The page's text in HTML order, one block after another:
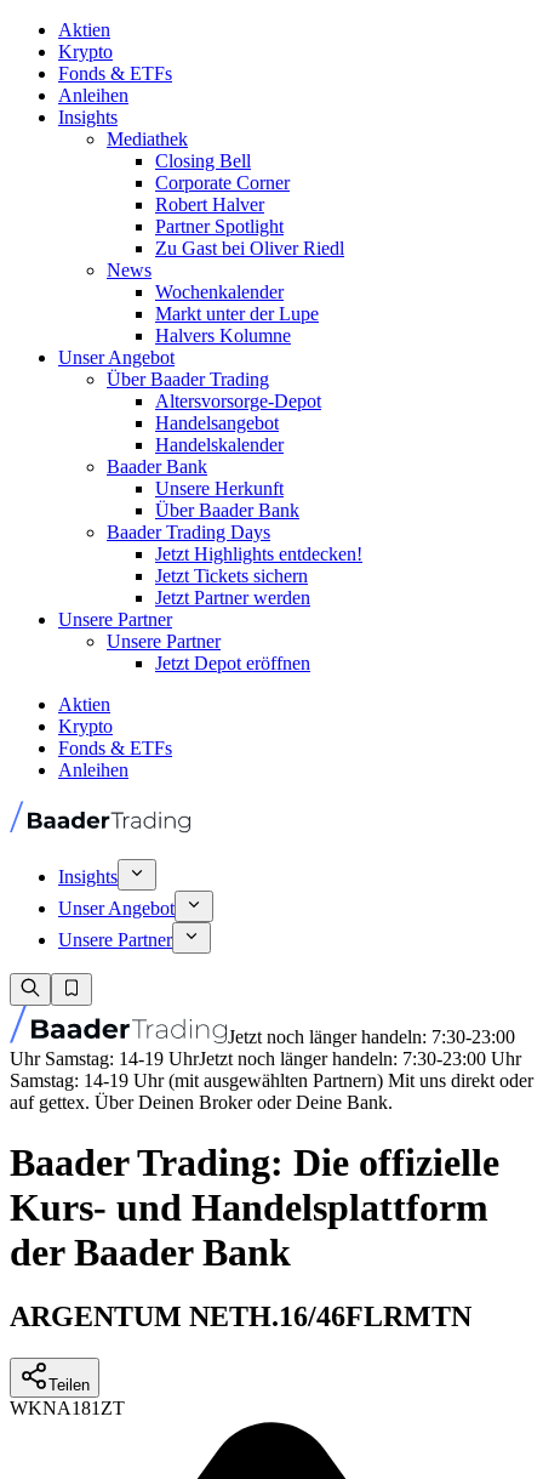
Aktien
Krypto
Fonds & ETFs
Anleihen
Insights
Mediathek
Closing Bell
Corporate Corner
Robert Halver
Partner Spotlight
Zu Gast bei Oliver Riedl
News
Wochenkalender
Markt unter der Lupe
Halvers Kolumne
Unser Angebot
Über Baader Trading
Altersvorsorge-Depot
Handelsangebot
Handelskalender
Baader Bank
Unsere Herkunft
Über Baader Bank
Baader Trading Days
Jetzt Highlights entdecken!
Jetzt Tickets sichern
Jetzt Partner werden
Unsere Partner
Unsere Partner
Jetzt Depot eröffnen
Aktien
Krypto
Fonds & ETFs
Anleihen
Insights
Unser Angebot
Unsere Partner
Jetzt noch länger handeln: 7:30-23:00
Uhr Samstag: 14-19 UhrJetzt noch länger handeln: 7:30-23:00 Uhr
Samstag: 14-19 Uhr (mit ausgewählten Partnern) Mit uns direkt oder
auf gettex. Über Deinen Broker oder Deine Bank.
Baader Trading: Die offizielle
Kurs- und Handelsplattform
der Baader Bank
ARGENTUM NETH.16/46FLRMTN
Teilen
WKNA181ZT